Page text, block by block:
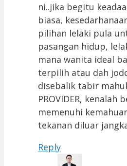
ni..jika begitu
biasa,
pilihan lelaki pula
pasangan hidup,
mana wanita ideal
terpilih atau dah
disebalik tabir
PROVIDER, kenalah
memenuhi
tekanan diluar
Reply